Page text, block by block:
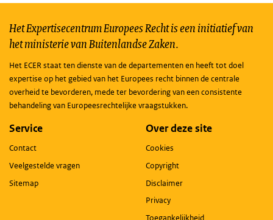
Het Expertisecentrum Europees Recht is een initiatief van
het ministerie van Buitenlandse Zaken.
Het ECER staat ten dienste van de departementen en heeft tot doel
expertise op het gebied van het Europees recht binnen de centrale
overheid te bevorderen, mede ter bevordering van een consistente
behandeling van Europeesrechtelijke vraagstukken.
Service
Contact
Veelgestelde vragen
Sitemap
Over deze site
Cookies
Copyright
Disclaimer
Privacy
Toegankelijkheid